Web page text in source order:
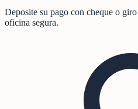
Deposite su pago con cheque o
oficina segura.